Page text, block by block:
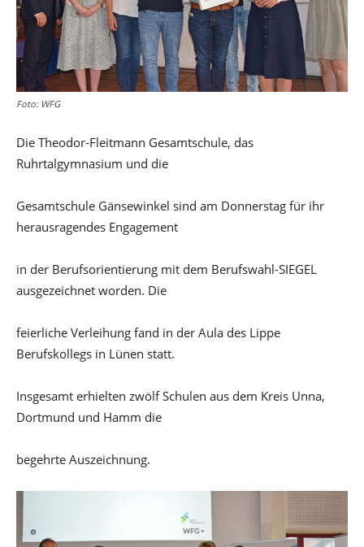
Foto: WFG
Die Theodor-Fleitmann Gesamtschule, das
Ruhrtalgymnasium und die
Gesamtschule Gänsewinkel sind am Donnerstag für ihr
herausragendes Engagement
in der Berufsorientierung mit dem Berufswahl-SIEGEL
ausgezeichnet worden. Die
feierliche Verleihung fand in der Aula des Lippe
Berufskollegs in Lünen statt.
Insgesamt erhielten zwölf Schulen aus dem Kreis Unna,
Dortmund und Hamm die
begehrte Auszeichnung.